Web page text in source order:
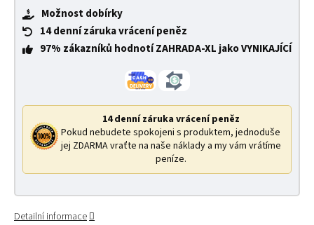
Možnost dobírky
14 denní záruka vrácení peněz
97% zákazníků hodnotí ZAHRADA-XL jako VYNIKAJÍCÍ
14 denní záruka vrácení peněz
Pokud nebudete spokojeni s produktem, jednoduše
jej ZDARMA vraťte na naše náklady a my vám vrátíme
peníze.
Detailní informace